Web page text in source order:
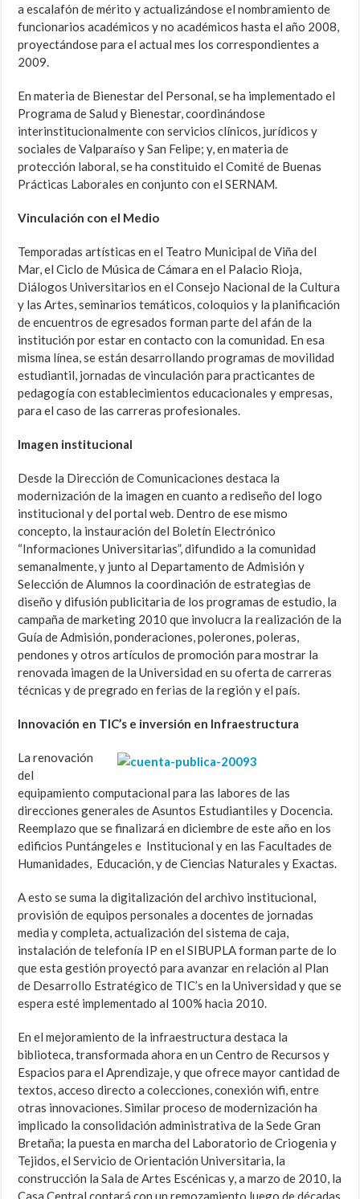
a escalafón de mérito y actualizándose el nombramiento de
funcionarios académicos y no académicos hasta el año 2008,
proyectándose para el actual mes los correspondientes a
2009.
En materia de Bienestar del Personal, se ha implementado el
Programa de Salud y Bienestar, coordinándose
interinstitucionalmente con servicios clínicos, jurídicos y
sociales de Valparaíso y San Felipe; y, en materia de
protección laboral, se ha constituido el Comité de Buenas
Prácticas Laborales en conjunto con el SERNAM.
Vinculación con el Medio
Temporadas artísticas en el Teatro Municipal de Viña del
Mar, el Ciclo de Música de Cámara en el Palacio Rioja,
Diálogos Universitarios en el Consejo Nacional de la Cultura
y las Artes, seminarios temáticos, coloquios y la planificación
de encuentros de egresados forman parte del afán de la
institución por estar en contacto con la comunidad. En esa
misma línea, se están desarrollando programas de movilidad
estudiantil, jornadas de vinculación para practicantes de
pedagogía con establecimientos educacionales y empresas,
para el caso de las carreras profesionales.
Imagen institucional
Desde la Dirección de Comunicaciones destaca la
modernización de la imagen en cuanto a rediseño del logo
institucional y del portal web. Dentro de ese mismo
concepto, la instauración del Boletín Electrónico
“Informaciones Universitarias”, difundido a la comunidad
semanalmente, y junto al Departamento de Admisión y
Selección de Alumnos la coordinación de estrategias de
diseño y difusión publicitaria de los programas de estudio, la
campaña de marketing 2010 que involucra la realización de la
Guía de Admisión, ponderaciones, polerones, poleras,
pendones y otros artículos de promoción para mostrar la
renovada imagen de la Universidad en su oferta de carreras
técnicas y de pregrado en ferias de la región y el país.
Innovación en TIC’s e inversión en Infraestructura
La renovación
del
equipamiento computacional para las labores de las
direcciones generales de Asuntos Estudiantiles y Docencia.
Reemplazo que se finalizará en diciembre de este año en los
edificios Puntángeles e Institucional y en las Facultades de
Humanidades, Educación, y de Ciencias Naturales y Exactas.
A esto se suma la digitalización del archivo institucional,
provisión de equipos personales a docentes de jornadas
media y completa, actualización del sistema de caja,
instalación de telefonía IP en el SIBUPLA forman parte de lo
que esta gestión proyectó para avanzar en relación al Plan
de Desarrollo Estratégico de TIC’s en la Universidad y que se
espera esté implementado al 100% hacia 2010.
En el mejoramiento de la infraestructura destaca la
biblioteca, transformada ahora en un Centro de Recursos y
Espacios para el Aprendizaje, y que ofrece mayor cantidad de
textos, acceso directo a colecciones, conexión wifi, entre
otras innovaciones. Similar proceso de modernización ha
implicado la consolidación administrativa de la Sede Gran
Bretaña; la puesta en marcha del Laboratorio de Criogenia y
Tejidos, el Servicio de Orientación Universitaria, la
construcción la Sala de Artes Escénicas y, a marzo de 2010, la